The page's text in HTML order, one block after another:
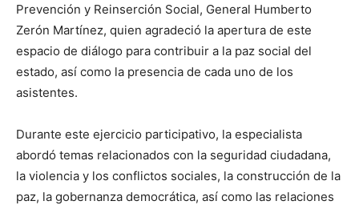
Prevención y Reinserción Social, General Humberto
Zerón Martínez, quien agradeció la apertura de este
espacio de diálogo para contribuir a la paz social del
estado, así como la presencia de cada uno de los
asistentes.
Durante este ejercicio participativo, la especialista
abordó temas relacionados con la seguridad ciudadana,
la violencia y los conflictos sociales, la construcción de la
paz, la gobernanza democrática, así como las relaciones